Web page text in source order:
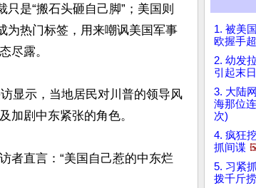
是“搬石头砸自己脚”；美国则
为热门标签，用来嘲讽美国军事
尽露。
显示，当地居民对川普的领导风
加剧中东紧张的角色。
者直言：“美国自己惹的中东烂
1. 被美
欧握手
2. 幼发
引起末
3. 大陆
海那位
次)
4. 疯狂
抓间谍
5. 习紧
拨千斤